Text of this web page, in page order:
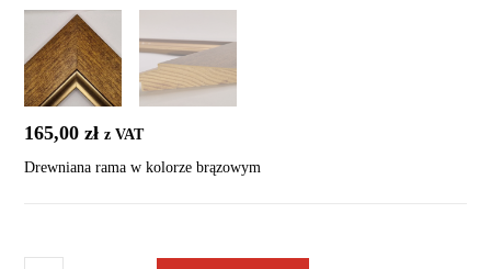
165,00zł z VAT
Drewniana rama w kolorze brązowym